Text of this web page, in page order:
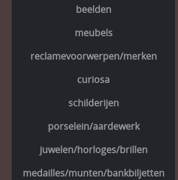
beelden
meubels
reclamevoorwerpen/merken
curiosa
schilderijen
porselein/aardewerk
juwelen/horloges/brillen
medailles/munten/bankbiljetten